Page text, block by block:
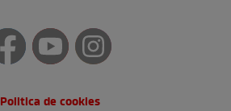
Politica de cookies